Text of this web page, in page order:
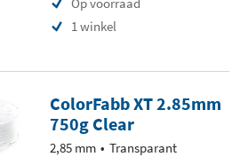
1 winkel
ColorFabb XT 2.85mm
750g Clear
2,85 mm Transparant